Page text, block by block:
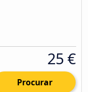
25 €
Procurar